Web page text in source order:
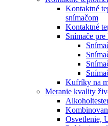
Kontaktné
snímačom
Kontaktné
Snímače
Kufríky na
Meranie kvality
Osvetlenie,